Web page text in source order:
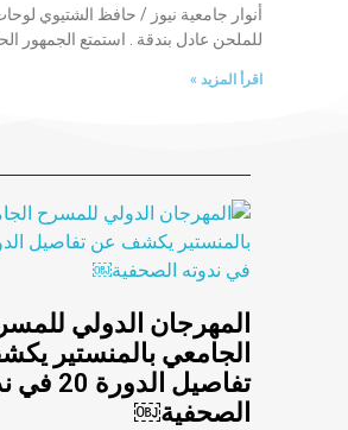
أنوار جامعية نيوز / حافظ الشتيوي
للملحن عادل بندقة . استمتع الجمهور
اقرأ المزيد »
المهرجان الدولي
الجامعي بالمنستير
تفاصيل
الصحفية￼